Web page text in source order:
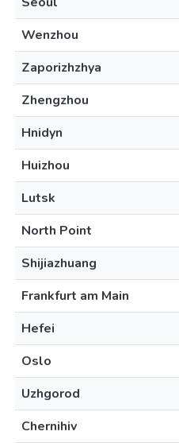
Wenzhou
Zaporizhzhya
Zhengzhou
Hnidyn
Huizhou
Lutsk
North Point
Shijiazhuang
Frankfurt am Main
Hefei
Oslo
Uzhgorod
Chernihiv